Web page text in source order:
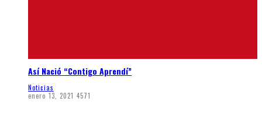
Así Nació “Contigo Aprendí”
Noticias
enero 13, 2021 4571